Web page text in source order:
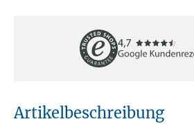
Artikelbeschreibung